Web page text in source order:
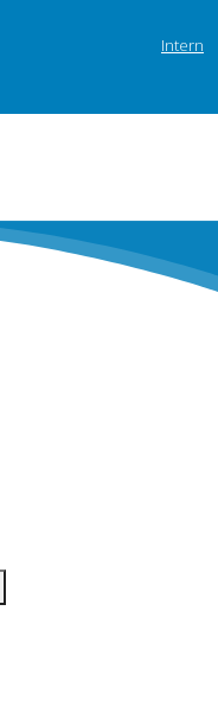
Intern